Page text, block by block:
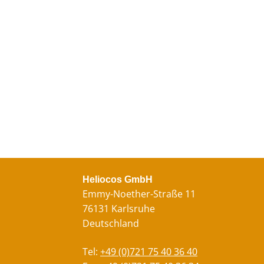
Heliocos GmbH
Emmy-Noether-Straße 11
76131 Karlsruhe
Deutschland
Tel:+49 (0)721 75 40 36 40